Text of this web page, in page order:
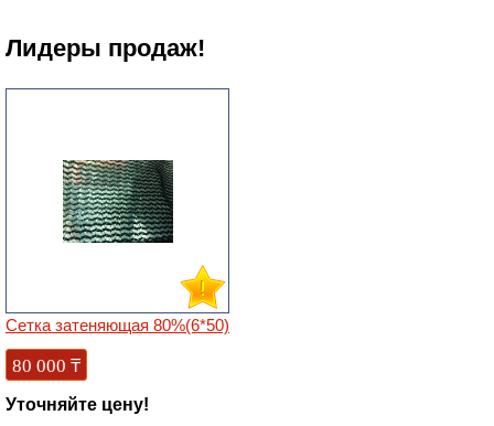
Лидеры продаж!
Сетка затеняющая 80%(6*50)
80 000 ₸
Уточняйте цену!